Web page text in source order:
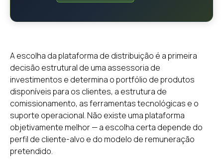
A escolha da plataforma de distribuição é a primeira
decisão estrutural de uma assessoria de
investimentos e determina o portfólio de produtos
disponíveis para os clientes, a estrutura de
comissionamento, as ferramentas tecnológicas e o
suporte operacional. Não existe uma plataforma
objetivamente melhor — a escolha certa depende do
perfil de cliente-alvo e do modelo de remuneração
pretendido.